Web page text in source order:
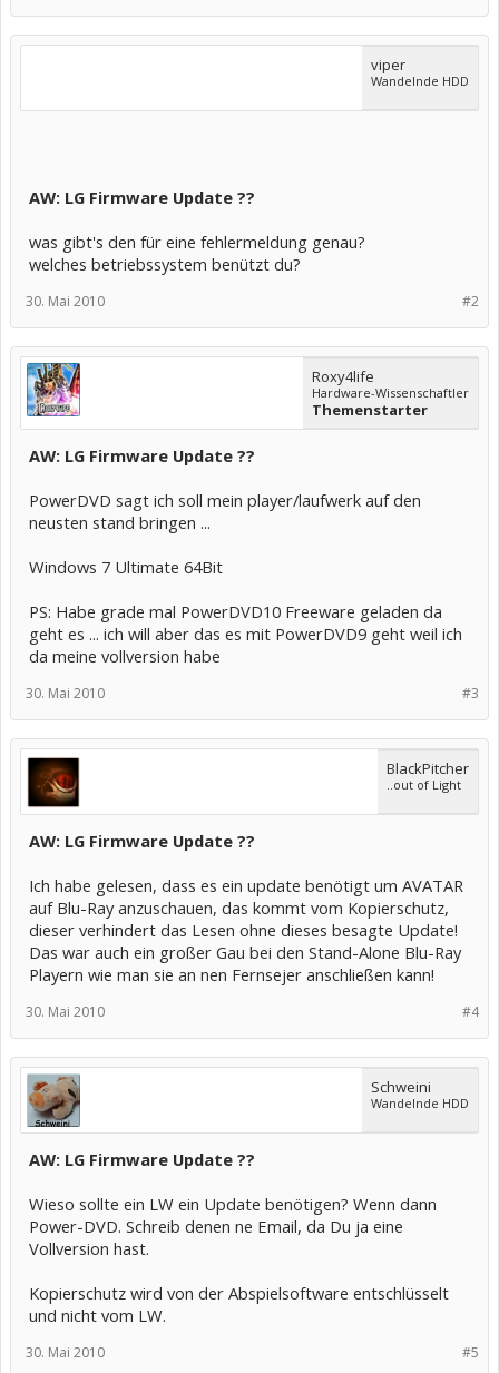
viper
Wandelnde HDD
AW: LG Firmware Update ??
was gibt's den für eine fehlermeldung genau?
welches betriebssystem benützt du?
#2
30. Mai 2010
Roxy4life
Hardware-Wissenschaftler
Themenstarter
AW: LG Firmware Update ??
PowerDVD sagt ich soll mein player/laufwerk auf den
neusten stand bringen ...
Windows 7 Ultimate 64Bit
PS: Habe grade mal PowerDVD10 Freeware geladen da
geht es ... ich will aber das es mit PowerDVD9 geht weil ich
da meine vollversion habe
#3
30. Mai 2010
BlackPitcher
..out of Light
AW: LG Firmware Update ??
Ich habe gelesen, dass es ein update benötigt um AVATAR
auf Blu-Ray anzuschauen, das kommt vom Kopierschutz,
dieser verhindert das Lesen ohne dieses besagte Update!
Das war auch ein großer Gau bei den Stand-Alone Blu-Ray
Playern wie man sie an nen Fernsejer anschließen kann!
#4
30. Mai 2010
Schweini
Wandelnde HDD
AW: LG Firmware Update ??
Wieso sollte ein LW ein Update benötigen? Wenn dann
Power-DVD. Schreib denen ne Email, da Du ja eine
Vollversion hast.
Kopierschutz wird von der Abspielsoftware entschlüsselt
und nicht vom LW.
#5
30. Mai 2010